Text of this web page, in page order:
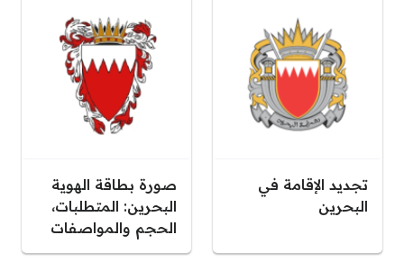
تجديد الإقامة في
البحرين
صورة بطاقة الهوية
البحرين: المتطلبات،
الحجم والمواصفات